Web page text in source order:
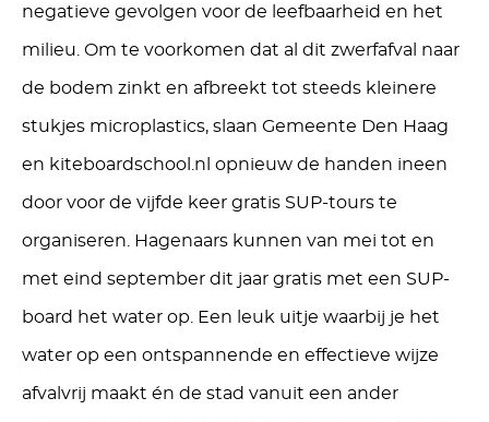
negatieve gevolgen voor de leefbaarheid en het
milieu. Om te voorkomen dat al dit zwerfafval naar
de bodem zinkt en afbreekt tot steeds kleinere
stukjes microplastics, slaan Gemeente Den Haag
en kiteboardschool.nl opnieuw de handen ineen
door voor de vijfde keer gratis SUP-tours te
organiseren. Hagenaars kunnen van mei tot en
met eind september dit jaar gratis met een SUP-
board het water op. Een leuk uitje waarbij je het
water op een ontspannende en effectieve wijze
afvalvrij maakt én de stad vanuit een ander